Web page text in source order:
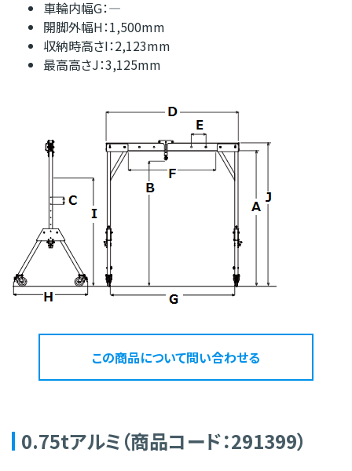
車輪内幅G：―
開脚外幅H：1,500mm
収納時高さI：2,123mm
最高高さJ：3,125mm
この商品について問い合わせる
0.75tアルミ（商品コード：291399）